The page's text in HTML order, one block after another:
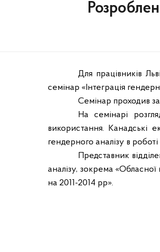
Для працівників
семінар «Інтеграція
Семінар проходив
На семінарі
використання. Канадські
гендерного аналізу в
Представник
аналізу, зокрема «Обласної
на 2011-2014 рр».